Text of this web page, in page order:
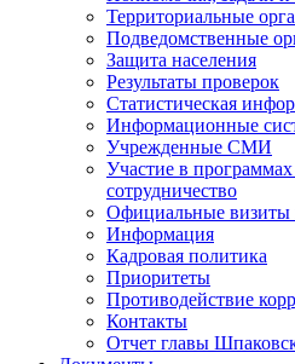
Территориальные
Подведомственные
Защита населения
Результаты проверок
Статистическая
Информационные
Учрежденные СМИ
Участие в
сотрудничество
Официальные визиты
Информация
Кадровая политика
Приоритеты
Противодействие
Контакты
Отчет главы